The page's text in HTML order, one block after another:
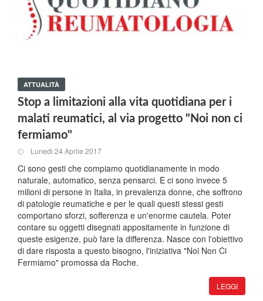
ATTUALITÀ
Stop a limitazioni alla vita quotidiana per i
malati reumatici, al via progetto "Noi non ci
fermiamo"
Lunedi 24 Aprile 2017
Ci sono gesti che compiamo quotidianamente in modo
naturale, automatico, senza pensarci. E ci sono invece 5
milioni di persone in Italia, in prevalenza donne, che soffrono
di patologie reumatiche e per le quali questi stessi gesti
comportano sforzi, sofferenza e un'enorme cautela. Poter
contare su oggetti disegnati appositamente in funzione di
queste esigenze, può fare la differenza. Nasce con l'obiettivo
di dare risposta a questo bisogno, l'iniziativa "Noi Non Ci
Fermiamo" promossa da Roche.
LEGGI